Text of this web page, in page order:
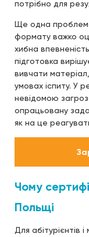
потрібно для
Ще одна
формату важко
хибна
підготовка
вивчати
умовах іспиту. У
невідомою
опрацьовану
як на це
Чому
Польщі
Для абітурієнтів